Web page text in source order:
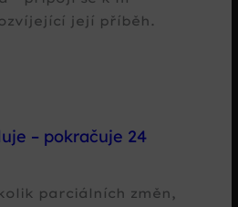
její příběh.
– pokračuje 24
parciálních změn,